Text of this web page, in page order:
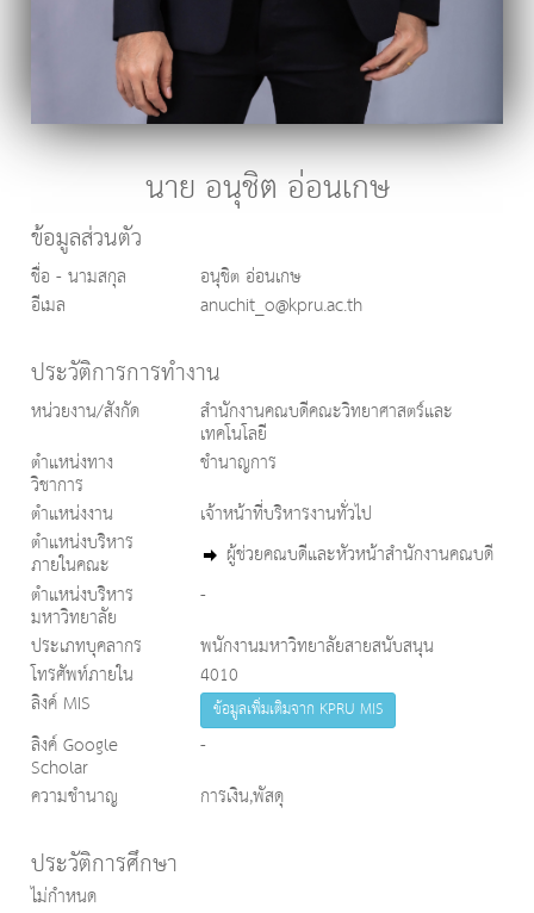
นาย อนุชิต อ่อนเกษ
ข้อมูลส่วนตัว
ชื่อ - นามสกุล
อนุชิต อ่อนเกษ
อีเมล
anuchit_o@kpru.ac.th
ประวัติการการทำงาน
หน่วยงาน/สังกัด สำนักงานคณบดีคณะวิทยาศาสตร์และ
เทคโนโลยี
ตำแหน่งทาง
วิชาการ
ชำนาญการ
ตำแหน่งงาน
เจ้าหน้าที่บริหารงานทั่วไป
ตำแหน่งบริหาร
ภายในคณะ
ผู้ช่วยคณบดีและหัวหน้าสำนักงานคณบดี
ตำแหน่งบริหาร
มหาวิทยาลัย
-
ประเภทบุคลากร
พนักงานมหาวิทยาลัยสายสนับสนุน
โทรศัพท์ภายใน
4010
ลิงค์ MIS
ข้อมูลเพิ่มเติมจาก KPRU MIS
ลิงค์ Google
Scholar
-
ความชำนาญ
การเงิน,พัสดุ
ประวัติการศึกษา
ไม่กำหนด